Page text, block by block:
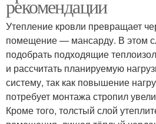
рекомендации
Утепление кровли превращает
помещение — мансарду. В этом
подобрать подходящие
и рассчитать планируемую
систему, так как повышение
потребует монтажа стропил
Кроме того, толстый слой